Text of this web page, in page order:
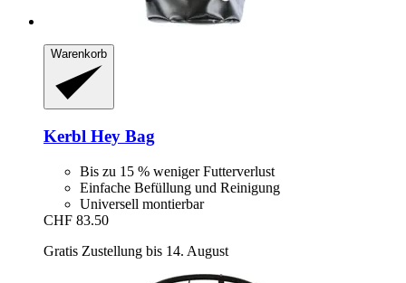
Warenkorb
Kerbl Hey Bag
Bis zu 15 % weniger Futterverlust
Einfache Befüllung und Reinigung
Universell montierbar
CHF 83.50
Gratis Zustellung bis 14. August